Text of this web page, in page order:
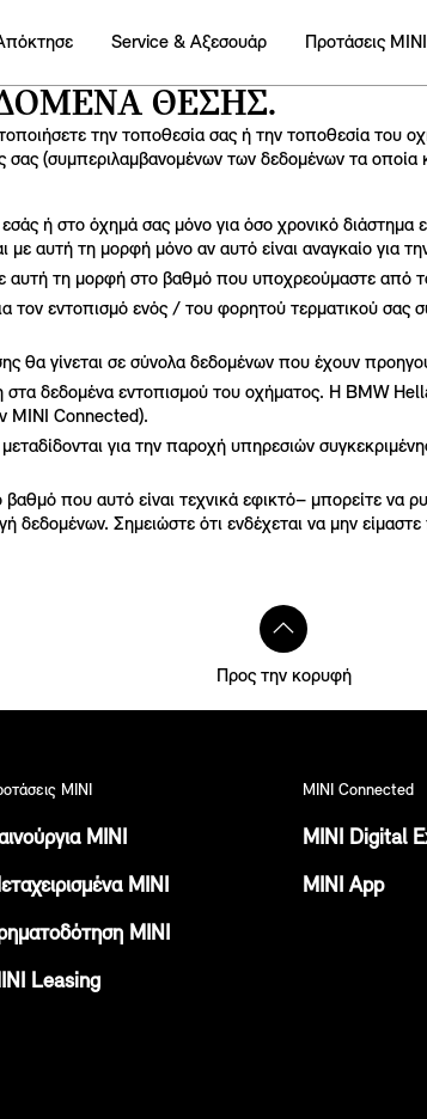
Service & Αξεσουάρ Προτάσεις ΜΙΝΙ
ΘΈΣΗΣ.
την τοποθεσία σας ή την τοποθεσία του
(συμπεριλαμβανομένων των δεδομένων τα οποία
ή στο όχημά σας μόνο για όσο χρονικό
αυτή τη μορφή μόνο αν αυτό είναι αναγκαίο για
αυτή τη μορφή στο βαθμό που υποχρεούμαστε
τον εντοπισμό ενός / του φορητού τερματικού σας
θα γίνεται σε σύνολα δεδομένων που έχουν
δεδομένα εντοπισμού του οχήματος. Η BMW
MINI Connected).
για την παροχή υπηρεσιών
που αυτό είναι τεχνικά εφικτό– μπορείτε να
δεδομένων. Σημειώστε ότι ενδέχεται να μην
Προς την κορυφή
ΜΙΝΙ
ΜΙΝΙ
ΜΙΝΙ
ΜΙΝΙ
Leasing
MINI Connected
MINI Digital
MINI App